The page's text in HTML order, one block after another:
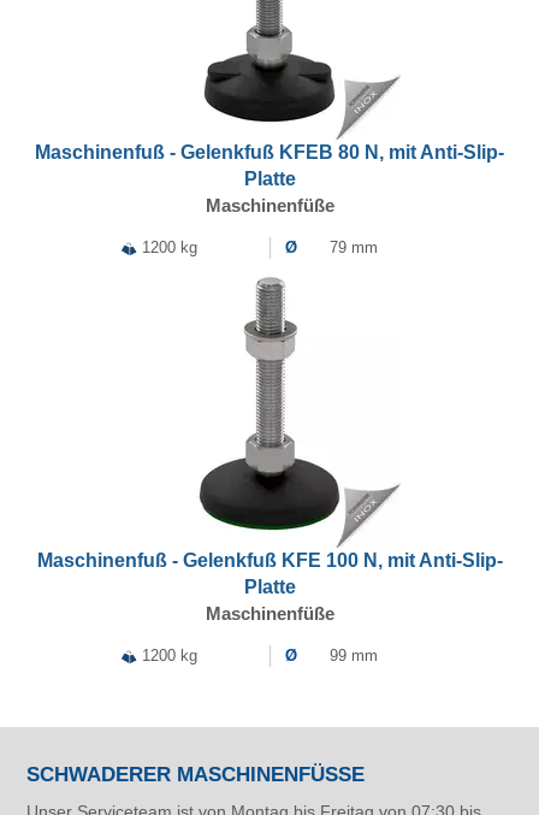
Maschinenfuß - Gelenkfuß KFEB 80 N, mit Anti-Slip-
Platte
Maschinenfüße
1200 kg Ø 79 mm
Maschinenfuß - Gelenkfuß KFE 100 N, mit Anti-Slip-
Platte
Maschinenfüße
1200 kg Ø 99 mm
SCHWADERER MASCHINENFÜSSE
Unser Serviceteam ist von Montag bis Freitag von 07:30 bis